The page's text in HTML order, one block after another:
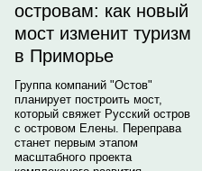
островам: как новый
мост изменит туризм
в Приморье
Группа компаний "Остов"
планирует построить мост,
который свяжет Русский остров
с островом Елены. Переправа
станет первым этапом
масштабного проекта